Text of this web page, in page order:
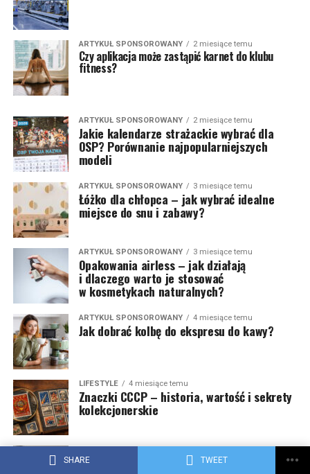
SHARE TWEET
ARTYKUŁ SPONSOROWANY 2 miesiące temu
Czy aplikacja może zastąpić karnet do klubu
fitness?
ARTYKUŁ SPONSOROWANY 2 miesiące temu
Jakie kalendarze strażackie wybrać dla
OSP? Porównanie najpopularniejszych
modeli
ARTYKUŁ SPONSOROWANY 3 miesiące temu
Łóżko dla chłopca – jak wybrać idealne
miejsce do snu i zabawy?
ARTYKUŁ SPONSOROWANY 3 miesiące temu
Opakowania airless – jak działają
i dlaczego warto je stosować
w kosmetykach naturalnych?
ARTYKUŁ SPONSOROWANY 4 miesiące temu
Jak dobrać kolbę do ekspresu do kawy?
LIFESTYLE 4 miesiące temu
Znaczki CCCP – historia, wartość i sekrety
kolekcjonerskie
5 nieoczywistych detali, które dyskretnie